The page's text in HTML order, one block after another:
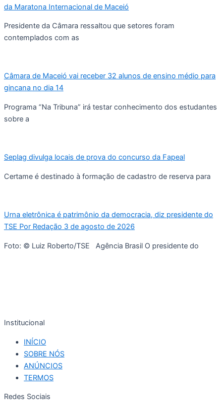
da Maratona Internacional de Maceió
Presidente da Câmara ressaltou que setores foram
contemplados com as
Câmara de Maceió vai receber 32 alunos de ensino médio para
gincana no dia 14
Programa “Na Tribuna” irá testar conhecimento dos estudantes
sobre a
Seplag divulga locais de prova do concurso da Fapeal
Certame é destinado à formação de cadastro de reserva para
Urna eletrônica é patrimônio da democracia, diz presidente do
TSE Por Redação 3 de agosto de 2026
Foto: © Luiz Roberto/TSE Agência Brasil O presidente do
Institucional
INÍCIO
SOBRE NÓS
ANÚNCIOS
TERMOS
Redes Sociais